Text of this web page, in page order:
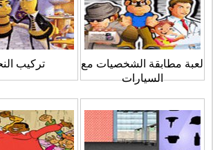
لعبة مطابقة الشخصيات مع
السيارات
تركيب